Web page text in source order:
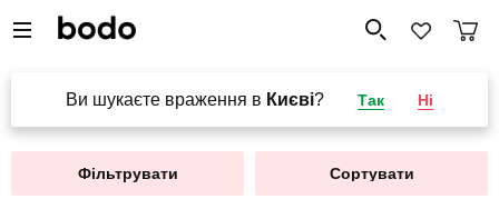
Ви шукаєте враження в Києві? Так Ні
Фільтрувати Сортувати